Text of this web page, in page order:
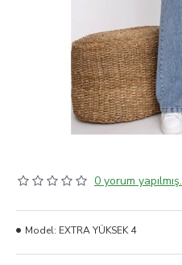
0 yorum yapılmış.
Model: EXTRA YÜKSEK 4